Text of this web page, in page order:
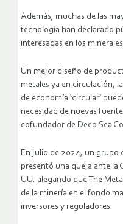
Además, muchas de las
tecnología han declarado
interesadas en los
Un mejor diseño de
metales ya en circulación,
de economía ‘circular’
necesidad de nuevas
cofundador de Deep Sea
En julio de 2024, un grupo
presentó una queja ante la
UU. alegando que The
de la minería en el fondo
inversores y reguladores.